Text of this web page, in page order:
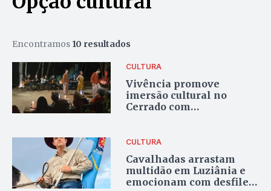
Encontramos 10 resultados
CULTURA
Vivência promove
imersão cultural no
Cerrado com
CULTURA
Cavalhadas arrastam
multidão em Luziânia e
emocionam com desfiles